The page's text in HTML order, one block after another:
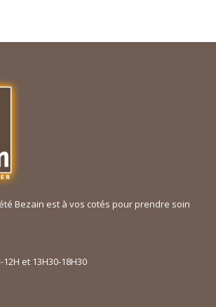
Bezain est à vos cotés pour prendre soin
et 13H30-18H30